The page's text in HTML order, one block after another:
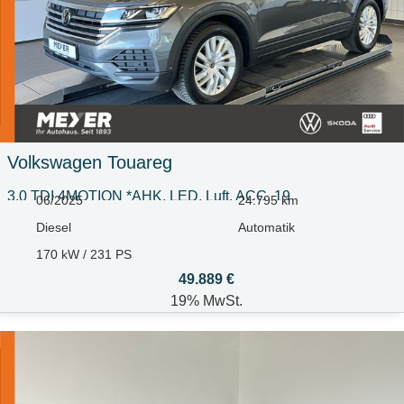
Volkswagen Touareg
3.0 TDI 4MOTION *AHK, LED, Luft, ACC, 19
06/2025
24.795 km
Diesel
Automatik
170 kW / 231 PS
49.889 €
19% MwSt.